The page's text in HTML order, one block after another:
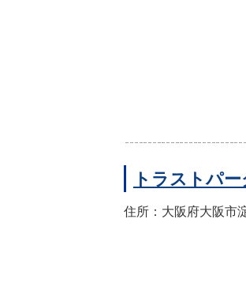
トラストパ
住所：大阪府大阪市